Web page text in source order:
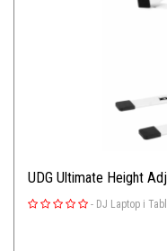
UDG Ultimate Height
- DJ Laptop i